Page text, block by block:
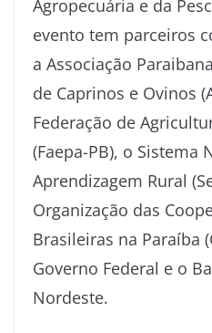
Agropecuária e da
evento tem parceiros
a Associação
de Caprinos e Ovinos
Federação de
(Faepa-PB), o Sistema
Aprendizagem Rural
Organização das
Brasileiras na Paraíba
Governo Federal e o
Nordeste.